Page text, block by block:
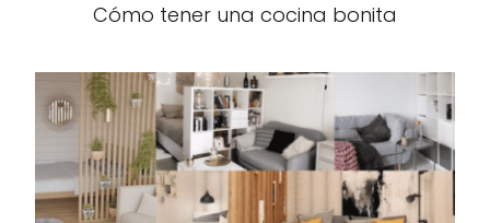
Cómo tener una cocina bonita